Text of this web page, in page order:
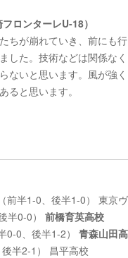
ロンターレU-18）
ちが崩れていき、前にも
した。技術などは関係な
ないと思います。風が強
ると思います。
前半1-0、後半1-0） 東京
半0-0） 前橋育英高校
0-0、後半1-2） 青森山田
半2-1） 昌平高校